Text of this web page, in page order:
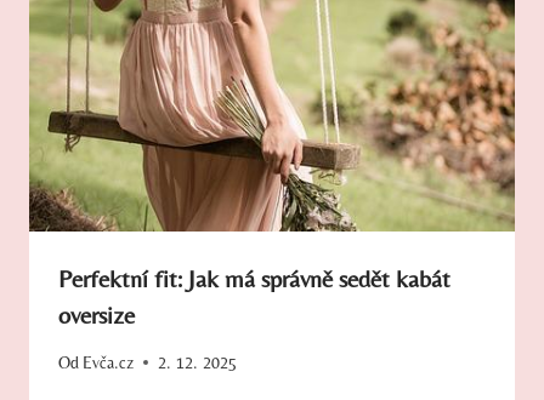
Perfektní fit: Jak má správně sedět kabát
oversize
Od Evča.cz 2. 12. 2025